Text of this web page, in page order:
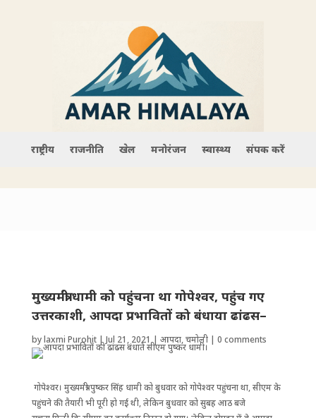
राष्ट्रीय राजनीति खेल मनोरंजन स्वास्थ्य संपर्क करें
मुख्यमंत्री धामी को पहुंचना था गोपेश्वर, पहुंच गए
उत्तरकाशी, आपदा प्रभावितों को बंधाया ढांढस–
bylaxmi Purohit|Jul 21, 2021| आपदा,चमोली| 0 comments
गोपेश्वर। मुख्यमंत्री ‌पुष्कर सिंह धामी को बुधवार को गोपेश्वर पहुंचना था, सीएम के
पहुंचने की तैयारी भी पूरी हो गई थी, लेकिन बुधवार को सुबह आठ बजे